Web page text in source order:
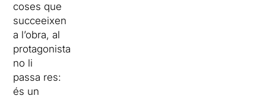
coses que
succeeixen
a l’obra, al
protagonista
no li
passa res:
és un